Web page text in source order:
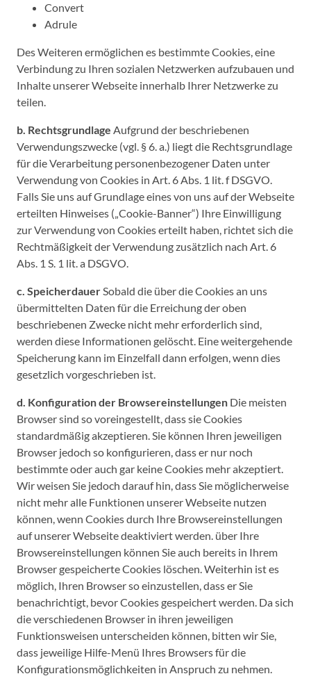
Convert
Adrule
Des Weiteren ermöglichen es bestimmte Cookies, eine
Verbindung zu Ihren sozialen Netzwerken aufzubauen und
Inhalte unserer Webseite innerhalb Ihrer Netzwerke zu
teilen.
b. Rechtsgrundlage Aufgrund der beschriebenen
Verwendungszwecke (vgl. § 6. a.) liegt die Rechtsgrundlage
für die Verarbeitung personenbezogener Daten unter
Verwendung von Cookies in Art. 6 Abs. 1 lit. f DSGVO.
Falls Sie uns auf Grundlage eines von uns auf der Webseite
erteilten Hinweises („Cookie-Banner“) Ihre Einwilligung
zur Verwendung von Cookies erteilt haben, richtet sich die
Rechtmäßigkeit der Verwendung zusätzlich nach Art. 6
Abs. 1 S. 1 lit. a DSGVO.
c. SpeicherdauerSobald die über die Cookies an uns
übermittelten Daten für die Erreichung der oben
beschriebenen Zwecke nicht mehr erforderlich sind,
werden diese Informationen gelöscht. Eine weitergehende
Speicherung kann im Einzelfall dann erfolgen, wenn dies
gesetzlich vorgeschrieben ist.
d. Konfiguration der Browsereinstellungen Die meisten
Browser sind so voreingestellt, dass sie Cookies
standardmäßig akzeptieren. Sie können Ihren jeweiligen
Browser jedoch so konfigurieren, dass er nur noch
bestimmte oder auch gar keine Cookies mehr akzeptiert.
Wir weisen Sie jedoch darauf hin, dass Sie möglicherweise
nicht mehr alle Funktionen unserer Webseite nutzen
können, wenn Cookies durch Ihre Browsereinstellungen
auf unserer Webseite deaktiviert werden. über Ihre
Browsereinstellungen können Sie auch bereits in Ihrem
Browser gespeicherte Cookies löschen. Weiterhin ist es
möglich, Ihren Browser so einzustellen, dass er Sie
benachrichtigt, bevor Cookies gespeichert werden. Da sich
die verschiedenen Browser in ihren jeweiligen
Funktionsweisen unterscheiden können, bitten wir Sie,
dass jeweilige Hilfe-Menü Ihres Browsers für die
Konfigurationsmöglichkeiten in Anspruch zu nehmen.